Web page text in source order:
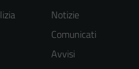
Notizie
Comunicati
Avvisi